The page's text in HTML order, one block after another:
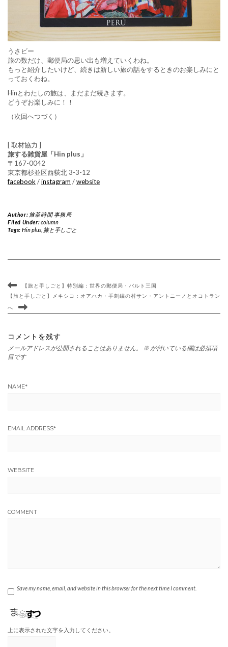
うさビー
旅の数だけ、郵便局の思い出も増えていくわね。
もっと紹介したいけど、続きは新しい旅の話をするときのお楽しみにと
っておくわね。
Hinとわたしの旅は、まだまだ続きます。
どうぞお楽しみに！！
（次回へつづく）
[ 取材協力 ]
旅する雑貨屋「Hin plus」
〒167-0042
東京都杉並区西荻北 3-3-12
facebook/instagram /website
Author: 旅茶時間 事務局
Filed Under:column
Tags: Hin plus, 旅と手しごと
【旅と手しごと】特別編：世界の郵便局・バルト三国
【旅と手しごと】メキシコ：オアハカ・手刺繍の村サン・アントニーノとオコトラン
へ
コメントを残す
メールアドレスが公開されることはありません。 ※ が付いている欄は必須項
目です
NAME*
EMAIL ADDRESS*
WEBSITE
COMMENT
Save my name, email, and website in this browser for the next time I comment.
上に表示された文字を入力してください。